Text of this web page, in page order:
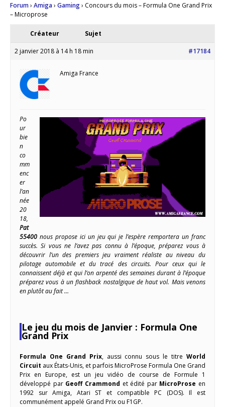
Forum› Amiga› Gaming› Concours du mois – Formula One Grand Prix
– Microprose
Créateur Sujet
2 janvier 2018 à 14 h 18 min #17184
Amiga France
Po
ur
bie
n
co
mm
enc
er
l’an
née
20
18,
Pat
55400 nous propose ici un jeu qui je l’espère remportera un franc
succès. Si vous ne l’avez pas connu à l’époque, préparez vous à
découvrir l’un des premiers jeu vraiment réaliste au niveau du
pilotage automobile et du tracé des circuits. Pour ceux qui le
connaissent déjà et qui l’on arpenté des semaines durant à l’époque
préparez vous à un flashback nostalgique de haut vol. Mais venons
en plutôt au fait …
Le jeu du mois de Janvier : Formula One
Grand Prix
Formula One Grand Prix, aussi connu sous le titreWorld
Circuit aux États-Unis, et parfois MicroProse Formula One Grand
Prix en Europe, est un jeu vidéo de course de Formule 1
développé par Geoff Crammond et édité par MicroProse en
1992 sur Amiga, Atari ST et compatible PC (DOS). Il est
communément appelé Grand Prix ou F1GP.